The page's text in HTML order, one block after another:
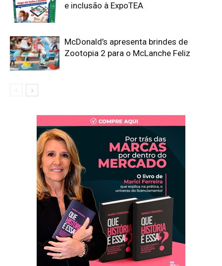
e inclusão à ExpoTEA
McDonald’s apresenta brindes de
Zootopia 2 para o McLanche Feliz